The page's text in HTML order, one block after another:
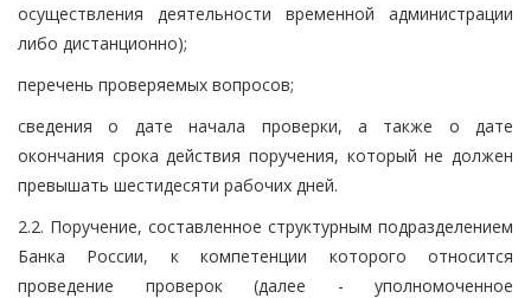
осуществления деятельности временной администрации
либо дистанционно);
перечень проверяемых вопросов;
сведения о дате начала проверки, а также о дате
окончания срока действия поручения, который не должен
превышать шестидесяти рабочих дней.
2.2. Поручение, составленное структурным подразделением
Банка России, к компетенции которого относится
проведение проверок (далее - уполномоченное